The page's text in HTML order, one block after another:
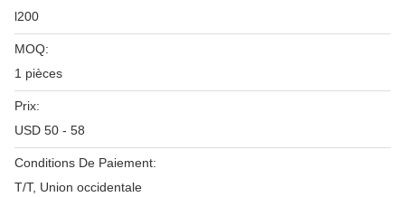
l200
MOQ:
1 pièces
Prix:
USD 50 - 58
Conditions De Paiement:
T/T, Union occidentale